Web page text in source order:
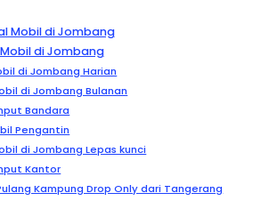
Mobil di Jombang
di Jombang
di Jombang Harian
di Jombang Bulanan
Bandara
Pengantin
di Jombang Lepas kunci
Kantor
Kampung Drop Only dari Tangerang